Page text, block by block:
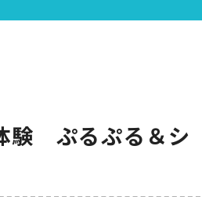
験 ぷるぷる＆シ